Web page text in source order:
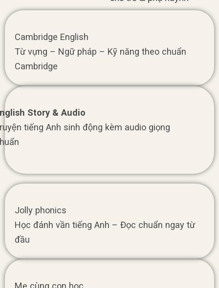
Cambridge English
Từ vựng – Ngữ pháp – Kỹ năng theo chuẩn
Cambridge
Story & Audio
tiếng Anh sinh động kèm audio giọng
Jolly phonics
Học đánh vần tiếng Anh – Đọc chuẩn ngay từ
đầu
Mẹ cùng con học